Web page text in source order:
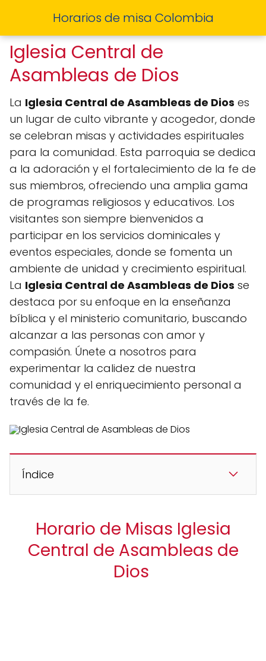
Horarios de misa Colombia
Iglesia Central de
Asambleas de Dios
La Iglesia Central de Asambleas de Dios es
un lugar de culto vibrante y acogedor, donde
se celebran misas y actividades espirituales
para la comunidad. Esta parroquia se dedica
a la adoración y el fortalecimiento de la fe de
sus miembros, ofreciendo una amplia gama
de programas religiosos y educativos. Los
visitantes son siempre bienvenidos a
participar en los servicios dominicales y
eventos especiales, donde se fomenta un
ambiente de unidad y crecimiento espiritual.
La Iglesia Central de Asambleas de Dios se
destaca por su enfoque en la enseñanza
bíblica y el ministerio comunitario, buscando
alcanzar a las personas con amor y
compasión. Únete a nosotros para
experimentar la calidez de nuestra
comunidad y el enriquecimiento personal a
través de la fe.
Índice
Horario de Misas Iglesia
Central de Asambleas de
Dios